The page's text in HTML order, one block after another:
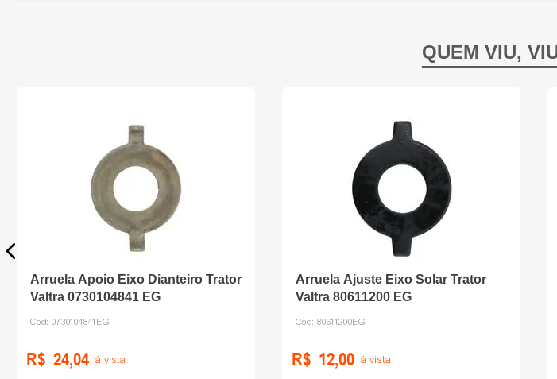
Arruela Apoio Eixo Dianteiro Trator
Valtra 0730104841 EG
Cód: 0730104841EG
R$ 24,04 à vista
Arruela Ajuste Eixo Solar Trator
Valtra 80611200 EG
Cód: 80611200EG
R$ 12,00 à vista